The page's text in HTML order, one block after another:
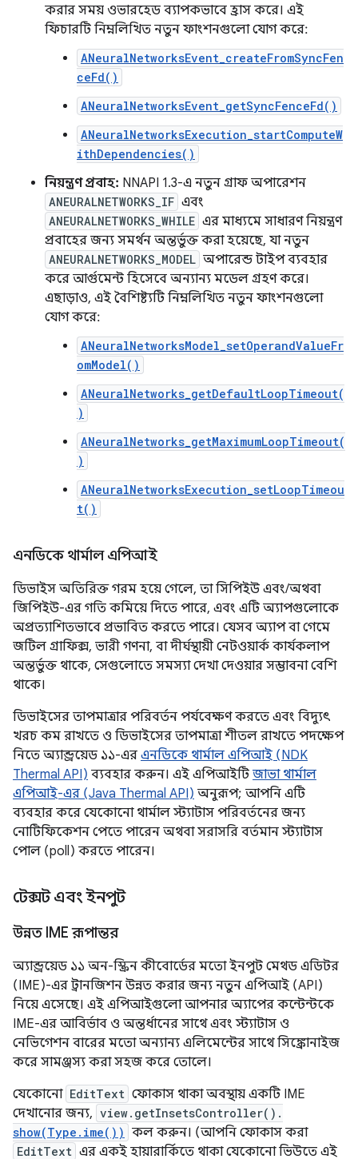
করার সময় ওভারহেড ব্যাপকভাবে হ্রাস করে। এই
ফিচারটি নিম্নলিখিত নতুন ফাংশনগুলো যোগ করে:
ANeuralNetworksEvent_createFromSyncFen
ceFd()
ANeuralNetworksEvent_getSyncFenceFd()
ANeuralNetworksExecution_startComputeW
ithDependencies()
নিয়ন্ত্রণ প্রবাহ: NNAPI 1.3-এ নতুন গ্রাফ অপারেশন
ANEURALNETWORKS_IF এবং
ANEURALNETWORKS_WHILE এর মাধ্যমে সাধারণ নিয়ন্ত্রণ
প্রবাহের জন্য সমর্থন অন্তর্ভুক্ত করা হয়েছে, যা নতুন
ANEURALNETWORKS_MODEL অপারেন্ড টাইপ ব্যবহার
করে আর্গুমেন্ট হিসেবে অন্যান্য মডেল গ্রহণ করে।
এছাড়াও, এই বৈশিষ্ট্যটি নিম্নলিখিত নতুন ফাংশনগুলো
যোগ করে:
ANeuralNetworksModel_setOperandValueFr
omModel()
ANeuralNetworks_getDefaultLoopTimeout(
)
ANeuralNetworks_getMaximumLoopTimeout(
)
ANeuralNetworksExecution_setLoopTimeou
t()
এনডিকে থার্মাল এপিআই
ডিভাইস অতিরিক্ত গরম হয়ে গেলে, তা সিপিইউ এবং/অথবা
জিপিইউ-এর গতি কমিয়ে দিতে পারে, এবং এটি অ্যাপগুলোকে
অপ্রত্যাশিতভাবে প্রভাবিত করতে পারে। যেসব অ্যাপ বা গেমে
জটিল গ্রাফিক্স, ভারী গণনা, বা দীর্ঘস্থায়ী নেটওয়ার্ক কার্যকলাপ
অন্তর্ভুক্ত থাকে, সেগুলোতে সমস্যা দেখা দেওয়ার সম্ভাবনা বেশি
থাকে।
ডিভাইসের তাপমাত্রার পরিবর্তন পর্যবেক্ষণ করতে এবং বিদ্যুৎ
খরচ কম রাখতে ও ডিভাইসের তাপমাত্রা শীতল রাখতে পদক্ষেপ
নিতে অ্যান্ড্রয়েড ১১-এর এনডিকে থার্মাল এপিআই (NDK
Thermal API) ব্যবহার করুন। এই এপিআইটি জাভা থার্মাল
এপিআই-এর (Java Thermal API) অনুরূপ; আপনি এটি
ব্যবহার করে যেকোনো থার্মাল স্ট্যাটাস পরিবর্তনের জন্য
নোটিফিকেশন পেতে পারেন অথবা সরাসরি বর্তমান স্ট্যাটাস
পোল (poll) করতে পারেন।
টেক্সট এবং ইনপুট
উন্নত IME রূপান্তর
অ্যান্ড্রয়েড ১১ অন-স্ক্রিন কীবোর্ডের মতো ইনপুট মেথড এডিটর
(IME)-এর ট্রানজিশন উন্নত করার জন্য নতুন এপিআই (API)
নিয়ে এসেছে। এই এপিআইগুলো আপনার অ্যাপের কন্টেন্টকে
IME-এর আবির্ভাব ও অন্তর্ধানের সাথে এবং স্ট্যাটাস ও
নেভিগেশন বারের মতো অন্যান্য এলিমেন্টের সাথে সিঙ্ক্রোনাইজ
করে সামঞ্জস্য করা সহজ করে তোলে।
যেকোনো EditText ফোকাস থাকা অবস্থায় একটি IME
দেখানোর জন্য, view.getInsetsController().
show(Type.ime()) কল করুন। (আপনি ফোকাস করা
EditText এর একই হায়ারার্কিতে থাকা যেকোনো ভিউতে এই